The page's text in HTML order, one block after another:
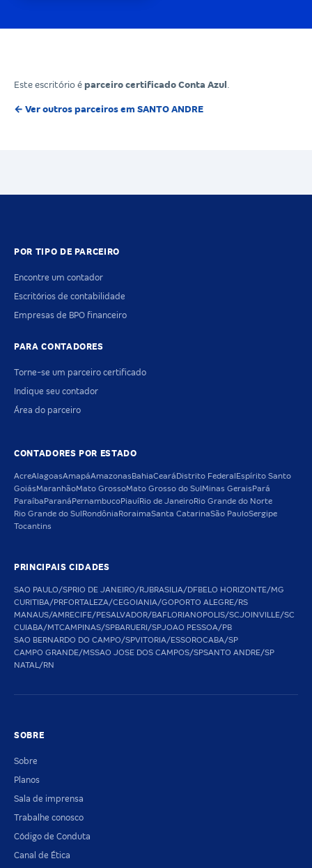
Este escritório é parceiro certificado Conta Azul
← Ver outros parceiros em SANTO ANDRE
POR TIPO DE PARCEIRO
Encontre um contador
Escritórios de contabilidade
Empresas de BPO financeiro
PARA CONTADORES
Torne-se um parceiro certificado
Indique seu contador
Área do parceiro
CONTADORES POR ESTADO
AcreAlagoasAmapáAmazonas BahiaCeará Distrito Federal Espírito Santo
GoiásMaranhãoMato GrossoMato Grosso do Sul Minas Gerais Pará
Paraíba Paraná PernambucoPiauíRio de JaneiroRio Grande do Norte
Rio Grande do Sul Rondônia RoraimaSanta CatarinaSão PauloSergipe
Tocantins
PRINCIPAIS CIDADES
SAO PAULO/SPRIO DE JANEIRO/RJBRASILIA/DFBELO HORIZONTE/MG
CURITIBA/PRFORTALEZA/CEGOIANIA/GOPORTO ALEGRE/RS
MANAUS/AMRECIFE/PESALVADOR/BAFLORIANOPOLIS/SCJOINVILLE/SC
CUIABA/MTCAMPINAS/SPBARUERI/SPJOAO PESSOA/PB
SAO BERNARDO DO CAMPO/SPVITORIA/ESSOROCABA/SP
CAMPO GRANDE/MSSAO JOSE DOS CAMPOS/SPSANTO ANDRE/SP
NATAL/RN
SOBRE
Sobre
Planos
Sala de imprensa
Trabalhe conosco
Código de Conduta
Canal de Ética